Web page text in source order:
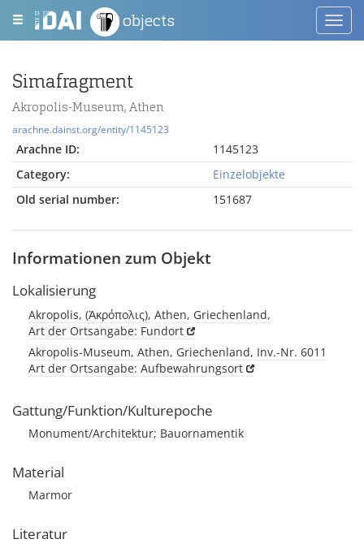
objects
Simafragment
Akropolis-Museum, Athen
arachne.dainst.org/entity/1145123
Arachne ID:
1145123
Category:
Einzelobjekte
Old serial number:
151687
Informationen zum Objekt
Lokalisierung
Akropolis, (Ἀκρόπολις), Athen, Griechenland,
Art der Ortsangabe: Fundort
Akropolis-Museum, Athen, Griechenland, Inv.-Nr. 6011
Art der Ortsangabe: Aufbewahrungsort
Gattung/Funktion/Kulturepoche
Monument/Architektur; Bauornamentik
Material
Marmor
Literatur